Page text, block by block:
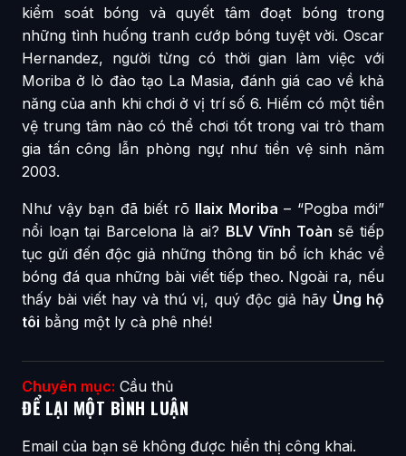
kiểm soát bóng và quyết tâm đoạt bóng trong
những tình huống tranh cướp bóng tuyệt vời. Oscar
Hernandez, người từng có thời gian làm việc với
Moriba ở lò đào tạo La Masia, đánh giá cao về khả
năng của anh khi chơi ở vị trí số 6. Hiếm có một tiền
vệ trung tâm nào có thể chơi tốt trong vai trò tham
gia tấn công lẫn phòng ngự như tiền vệ sinh năm
2003.
Như vậy bạn đã biết rõ Ilaix Moriba – “Pogba mới”
nổi loạn tại Barcelona là ai? BLV Vĩnh Toàn sẽ tiếp
tục gửi đến độc giả những thông tin bổ ích khác về
bóng đá qua những bài viết tiếp theo. Ngoài ra, nếu
thấy bài viết hay và thú vị, quý độc giả hãy Ủng hộ
tôi bằng một ly cà phê nhé!
Chuyên mục: Cầu thủ
ĐỂ LẠI MỘT BÌNH LUẬN
Email của bạn sẽ không được hiển thị công khai.